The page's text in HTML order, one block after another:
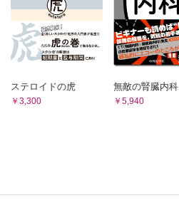
ステロイドの虎
￥3,300
無敵の腎臓内科
￥5,940